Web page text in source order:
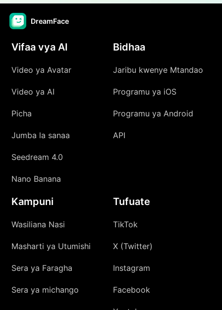
DreamFace
Vifaa vya AI
Video ya Avatar
Video ya AI
Picha
Jumba la sanaa
Seedream 4.0
Nano Banana
Bidhaa
Jaribu kwenye Mtandao
Programu ya iOS
Programu ya Android
API
Kampuni
Wasiliana Nasi
Masharti ya Utumishi
Sera ya Faragha
Sera ya michango
Tufuate
TikTok
X (Twitter)
Instagram
Facebook